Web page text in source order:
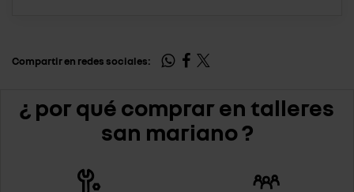
Compartir en redes sociales:
¿ por qué comprar en talleres
san mariano ?